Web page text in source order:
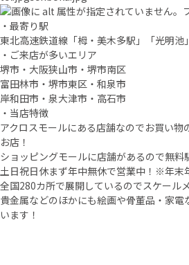
・最寄り駅
東北高速鉄道線「栂・美木多駅」「光明池
・ご来店が多いエリア
堺市・大阪狭山市・堺市南区
富田林市・堺市東区・和泉市
岸和田市・泉大津市・高石市
・当店特徴
アクロスモールにある店舗なのでお買い物
お店！
ショッピングモールに店舗があるので無料
土日祝日休まず年中無休で営業中！※年末
全国280カ所で展開しているのでスケール
貴金属などのほかにも絵画や骨董品・家電
います！